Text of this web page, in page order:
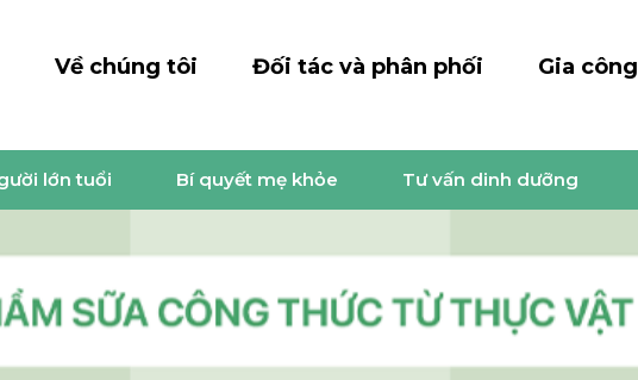
Về chúng tôi Đối tác và phân phối Gia công
lớn tuổi Bí quyết mẹ khỏe Tư vấn dinh dưỡng